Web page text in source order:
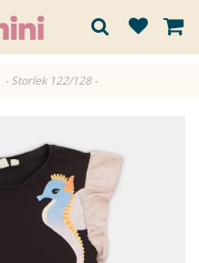
- Storlek 122/128 -